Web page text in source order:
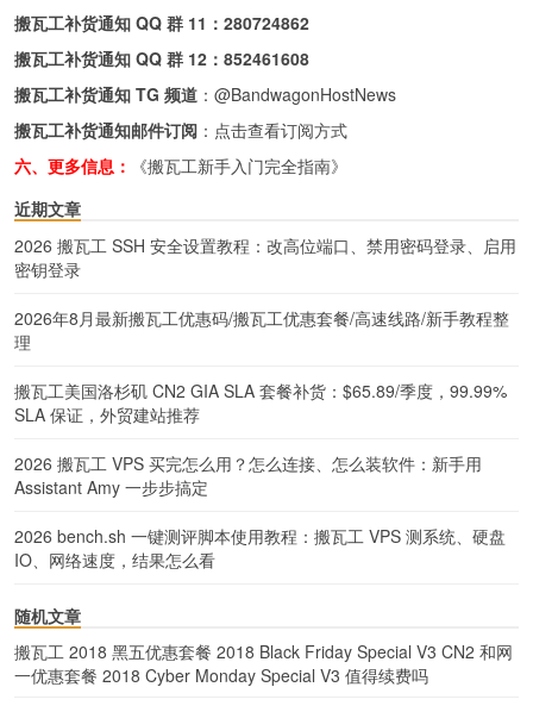
搬瓦工补货通知 QQ 群 11： 280724862
搬瓦工补货通知 QQ 群 12： 852461608
搬瓦工补货通知 TG 频道 ： @BandwagonHostNews
搬瓦工补货通知邮件订阅 ： 点击查看订阅方式
六、更多信息：
《搬瓦工新手入门完全指南》
近期文章
2026 搬瓦工 SSH 安全设置教程：改高位端口、禁用密码登录、启用
密钥登录
2026年8月最新搬瓦工优惠码/搬瓦工优惠套餐/高速线路/新手教程整
理
搬瓦工美国洛杉矶 CN2 GIA SLA 套餐补货：$65.89/季度，99.99%
SLA 保证，外贸建站推荐
2026 搬瓦工 VPS 买完怎么用？怎么连接、怎么装软件：新手用
Assistant Amy 一步步搞定
2026 bench.sh 一键测评脚本使用教程：搬瓦工 VPS 测系统、硬盘
IO、网络速度，结果怎么看
随机文章
搬瓦工 2018 黑五优惠套餐 2018 Black Friday Special V3 CN2 和网
一优惠套餐 2018 Cyber Monday Special V3 值得续费吗